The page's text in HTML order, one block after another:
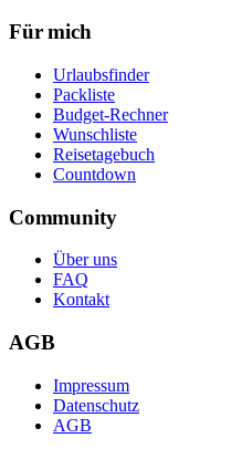
Für mich
Urlaubsfinder
Packliste
Budget-Rechner
Wunschliste
Reisetagebuch
Countdown
Community
Über uns
FAQ
Kontakt
AGB
Impressum
Datenschutz
AGB